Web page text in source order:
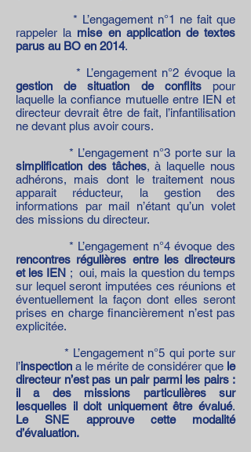
* L’engagement n°1 ne fait que
rappeler la mise en application de textes
parus au BO en 2014.
* L’engagement n°2 évoque la
gestion de situation de conflitspour
laquelle la confiance mutuelle entre IEN et
directeur devrait être de fait, l’infantilisation
ne devant plus avoir cours.
* L’engagement n°3 porte sur la
simplification des tâches, à laquelle nous
adhérons, mais dont le traitement nous
apparait réducteur, la gestion des
informations par mail n’étant qu’un volet
des missions du directeur.
* L’engagement n°4 évoque des
rencontres régulières entre les directeurs
et les IEN ; oui, mais la question du temps
sur lequel seront imputées ces réunions et
éventuellement la façon dont elles seront
prises en charge financièrement n’est pas
explicitée.
* L’engagement n°5 qui porte sur
l’inspection a le mérite de considérer que le
directeur n’est pas un pair parmi les pairs :
il a des missions particulières sur
lesquelles il doit uniquement être évalué.
Le SNE approuve cette modalité
d’évaluation.